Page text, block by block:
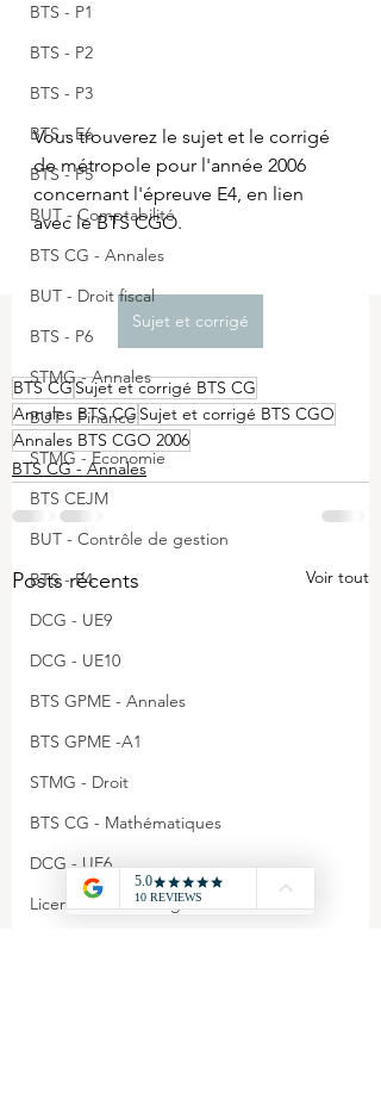
BTS - P1
BTS - P2
BTS - P3
BTS - E6
BTS - P5
BUT - Comptabilité
BTS CG - Annales
BUT - Droit fiscal
BTS - P6
STMG - Annales
BUT - Finance
STMG - Economie
BTS CEJM
BUT - Contrôle de gestion
BTS - P4
DCG - UE9
DCG - UE10
BTS GPME - Annales
BTS GPME -A1
STMG - Droit
BTS CG - Mathématiques
DCG - UE6
Licence économie gestion
Vous trouverez le sujet et le corrigé
de métropole pour l'année 2006
concernant l'épreuve E4, en lien
avec le BTS CGO.
Sujet et corrigé
BTS CGSujet et corrigé BTS CG
Annales BTS CG Sujet et corrigé BTS CGO
Annales BTS CGO 2006
BTS CG - Annales
Posts récents Voir tout